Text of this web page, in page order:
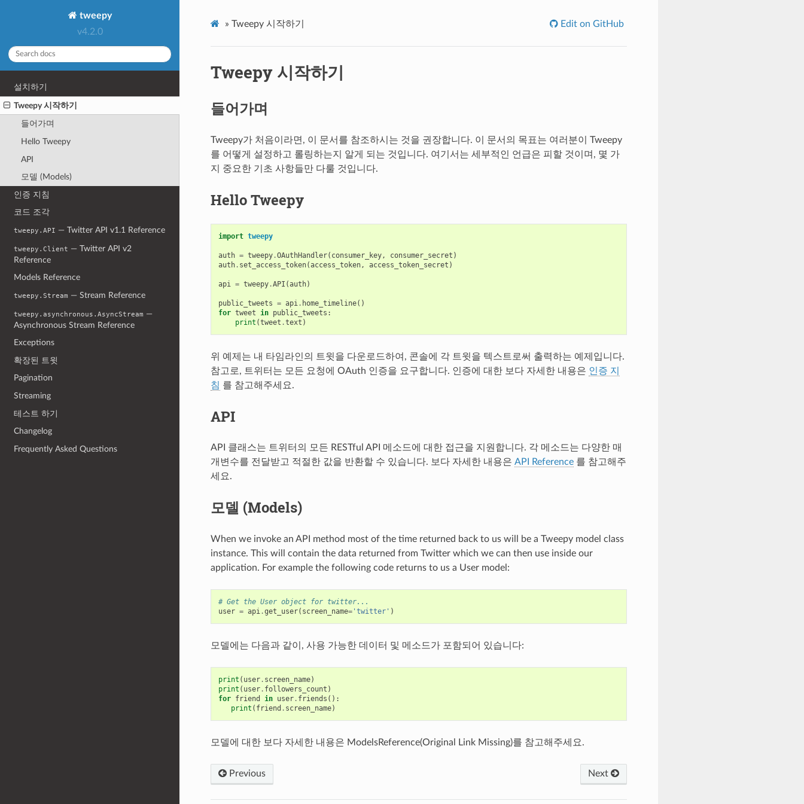
tweepy
v4.2.0
설치하기
Tweepy 시작하기
들어가며
Hello Tweepy
API
모델 (Models)
인증 지침
코드 조각
tweepy.API — Twitter API v1.1 Reference
tweepy.Client — Twitter API v2
Reference
Models Reference
tweepy.Stream — Stream Reference
tweepy.asynchronous.AsyncStream —
Asynchronous Stream Reference
Exceptions
확장된 트윗
Pagination
Streaming
테스트 하기
Changelog
Frequently Asked Questions
» Tweepy 시작하기 Edit on GitHub
Tweepy 시작하기
들어가며
Tweepy가 처음이라면, 이 문서를 참조하시는 것을 권장합니다. 이 문서의 목표는 여러분이 Tweepy
를 어떻게 설정하고 롤링하는지 알게 되는 것입니다. 여기서는 세부적인 언급은 피할 것이며, 몇 가
지 중요한 기초 사항들만 다룰 것입니다.
Hello Tweepy
import tweepy
auth = tweepy.OAuthHandler( consumer_key, consumer_secret )
auth. set_access_token(access_token, access_token_secret )
api = tweepy.API (auth)
public_tweets = api. home_timeline()
for tweet in public_tweets :
print (tweet .text )
위 예제는 내 타임라인의 트윗을 다운로드하여, 콘솔에 각 트윗을 텍스트로써 출력하는 예제입니다.
참고로, 트위터는 모든 요청에 OAuth 인증을 요구합니다. 인증에 대한 보다 자세한 내용은 인증 지
침 를 참고해주세요.
API
API 클래스는 트위터의 모든 RESTful API 메소드에 대한 접근을 지원합니다. 각 메소드는 다양한 매
개변수를 전달받고 적절한 값을 반환할 수 있습니다. 보다 자세한 내용은 API Reference를 참고해주
세요.
모델 (Models)
When we invoke an API method most of the time returned back to us will be a Tweepy model class
instance. This will contain the data returned from Twitter which we can then use inside our
application. For example the following code returns to us a User model:
# Get the User object for twitter...
user = api.get_user( screen_name='twitter' )
모델에는 다음과 같이, 사용 가능한 데이터 및 메소드가 포함되어 있습니다:
print ( user. screen_name)
print ( user. followers_count )
for friend in user. friends ():
print ( friend . screen_name)
모델에 대한 보다 자세한 내용은 ModelsReference(Original Link Missing)를 참고해주세요.
Previous Next